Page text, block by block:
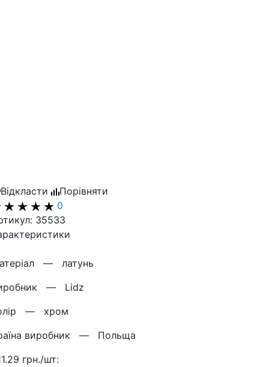
Відкласти
Порівняти
0
35533
— латунь
— Lidz
— хром
виробник — Польща
грн./шт: